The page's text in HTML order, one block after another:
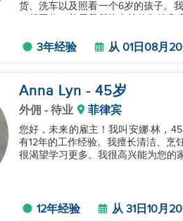
货、洗车以及照看一个6岁的孩子。
3年经验 从 01日08月
Anna Lyn - 45岁
外佣 - 待业 菲律宾
您好，未来的雇主！我叫安娜·林，
有12年的工作经验。我擅长清洁、烹
很渴望学习更多。我很高兴能为您的
12年经验 从 31日10月